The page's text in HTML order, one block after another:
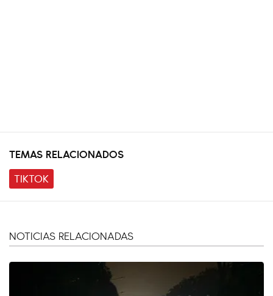
TEMAS RELACIONADOS
TIKTOK
NOTICIAS RELACIONADAS